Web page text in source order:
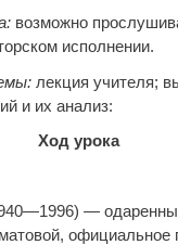
возможно
исполнении.
лекция учителя;
и их анализ:
Ход урока
—
официальное